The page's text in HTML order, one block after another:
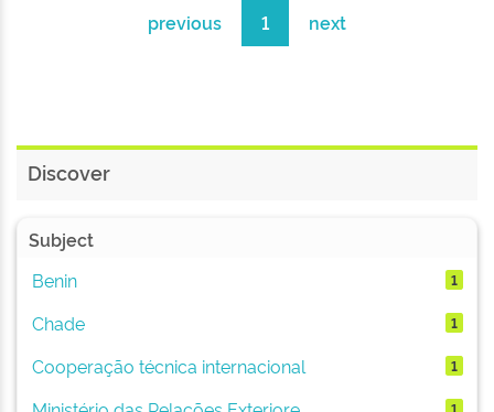
previous 1 next
Discover
Subject
Benin
1
Chade 1
Cooperação técnica internacional 1
1